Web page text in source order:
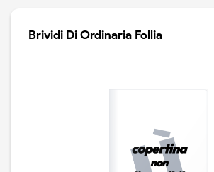
Brividi Di Ordinaria Follia